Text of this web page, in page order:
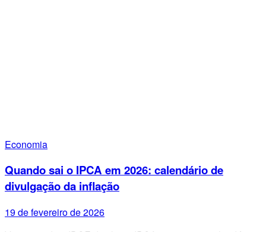
Economia
Quando sai o IPCA em 2026: calendário de
divulgação da inflação
19 de fevereiro de 2026